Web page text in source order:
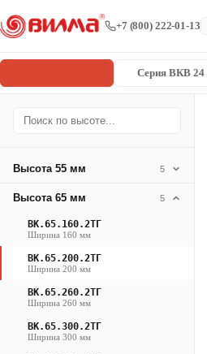
+7 (800) 222-01-13
Серия ВКВ 24
Высота 55 мм 5
Высота 65 мм 5
ВК.65.160.2ТГ
Ширина 160 мм
ВК.65.200.2ТГ
Ширина 200 мм
ВК.65.260.2ТГ
Ширина 260 мм
ВК.65.300.2ТГ
Ширина 300 мм